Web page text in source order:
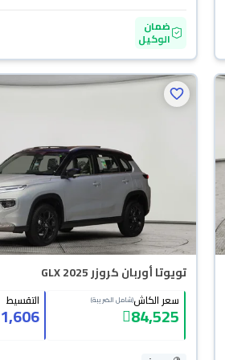
ضمان
الوكيل
تويوتا أوربان كروزر GLX 2025
سعر الكاش(شامل الضريبة)
84,525
التقسيط
1,606